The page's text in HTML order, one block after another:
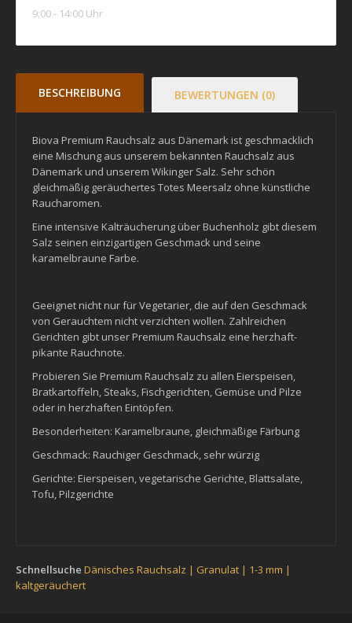
9:00 - 14:00 Uhr
BESCHREIBUNG BEWERTUNGEN (0)
Biova Premium Rauchsalz aus Dänemark ist geschmacklich
eine Mischung aus unserem bekannten Rauchsalz aus
Dänemark und unserem Wikinger Salz. Sehr schön
gleichmäßig geräuchertes Totes Meersalz ohne künstliche
Raucharomen.
Eine intensive Kalträucherung über Buchenholz gibt diesem
Salz seinen einzigartigen Geschmack und seine
karamelbraune Farbe.
Geeignet nicht nur für Vegetarier, die auf den Geschmack
von Gerauchtem nicht verzichten wollen. Zahlreichen
Gerichten gibt unser Premium Rauchsalz eine herzhaft-
pikante Rauchnote.
Probieren Sie Premium Rauchsalz zu allen Eierspeisen,
Bratkartoffeln, Steaks, Fischgerichten, Gemüse und Pilze
oder in herzhaften Eintöpfen.
Besonderheiten: Karamelbraune, gleichmäßige Färbung
Geschmack: Rauchiger Geschmack, sehr würzig
Gerichte: Eierspeisen, vegetarische Gerichte, Blattsalate,
Tofu, Pilzgerichte
Schnellsuche Dänisches Rauchsalz | Granulat | 1-3 mm |
kaltgeräuchert